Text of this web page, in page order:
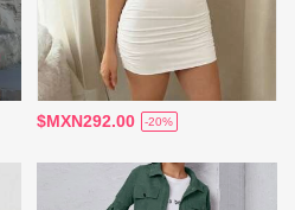
$MXN292.00 -20%